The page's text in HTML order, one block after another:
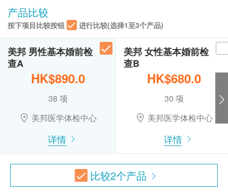
乙型肝炎检查
乙型肝炎表面抗原
乙型肝炎表面抗体
梅毒
血型
恒河猴因子
放射检查
辐射剂量毒素检查
超薄柏氏子宫颈抹片检验
除可檢查子宮頸癌前期病變外，亦可知是否有其他婦科隱患
(只限有性經驗女性)
包括肌肝酸、尿素及尿酸
280.0
甲状腺素检验
有助更准确反映甲状腺的状况是否正常
320.0
包括卵巢、膀胱及子宮
未成年客人体检指引 (10岁至18歳以下人士)
A. 10歳至未满16岁者：
(1) 有家长或监护人陪同者
在中心即场签署同意书，并出示身份证明文件，经
核实无误后可提供服务。
(2) 没有家长或监护人陪同者
预先取同意书并由家长或监护人签署妥当，客人可
由其他成年人陪同到中心，出示已签署的同意书及
签署者的身份证明文件副本，经核实无误后可提供
B.16歳至未满18岁者：
预先取同意书并由家长或监护人签署妥当，可接受
客人自行到中心，出示已签署的同意书及签署者的
身份证明文件副本核实无误后可提供服务。
热线电话：(852) 2369 0680
产品比较
按下项目比较按钮 进行比较(选择1至3个产品)
美邦 男性基本婚前检
查A
HK$890.0
38 项
美邦医学体检中心
详情
美邦 女性基本婚前检
查B
HK$680.0
30 项
美邦医学体检中心
详情
比较2个产品